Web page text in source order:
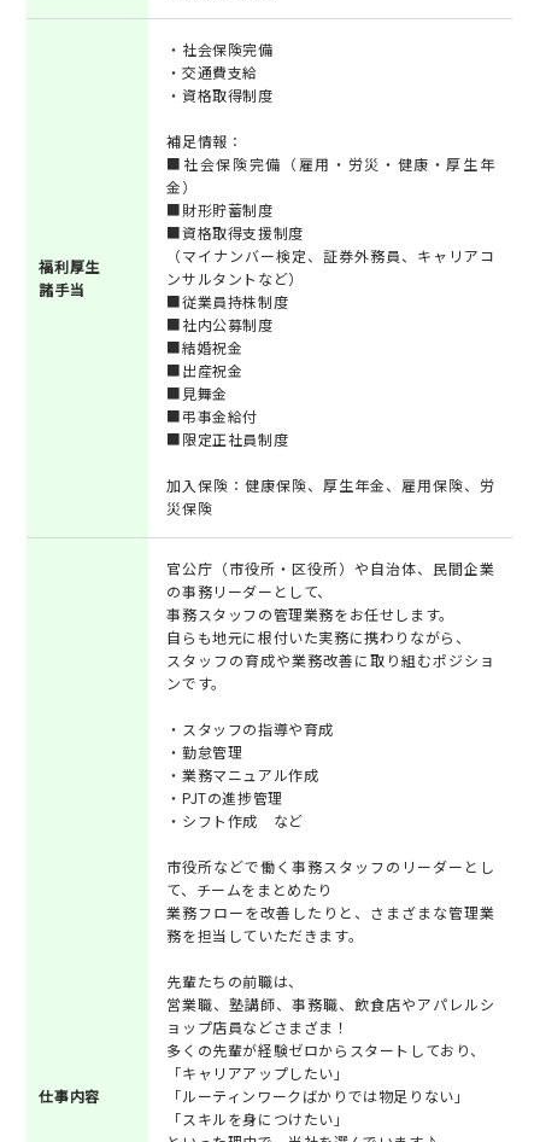
福利厚生
諸手当
・社会保険完備
・交通費支給
・資格取得制度
補足情報：
■社会保険完備（雇用・労災・健康・厚生年
金）
■財形貯蓄制度
■資格取得支援制度
（マイナンバー検定、証券外務員、キャリアコ
ンサルタントなど）
■従業員持株制度
■社内公募制度
■結婚祝金
■出産祝金
■見舞金
■弔事金給付
■限定正社員制度
加入保険：健康保険、厚生年金、雇用保険、労
災保険
仕事内容
官公庁（市役所・区役所）や自治体、民間企業
の事務リーダーとして、
事務スタッフの管理業務をお任せします。
自らも地元に根付いた実務に携わりながら、
スタッフの育成や業務改善に取り組むポジショ
ンです。
・スタッフの指導や育成
・勤怠管理
・業務マニュアル作成
・PJTの進捗管理
・シフト作成 など
市役所などで働く事務スタッフのリーダーとし
て、チームをまとめたり
業務フローを改善したりと、さまざまな管理業
務を担当していただきます。
先輩たちの前職は、
営業職、塾講師、事務職、飲食店やアパレルシ
ョップ店員などさまざま！
多くの先輩が経験ゼロからスタートしており、
「キャリアアップしたい」
「ルーティンワークばかりでは物足りない」
「スキルを身につけたい」